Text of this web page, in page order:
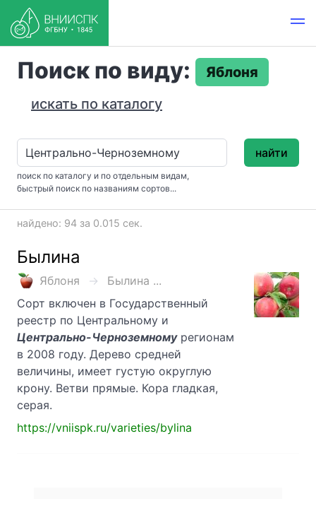
Поиск по виду:
Яблоня
искать по каталогу
поиск по каталогу и по отдельным видам,
быстрый поиск по названиям сортов...
найти
найдено: 94 за 0.015 сек.
Былина
Яблоня
Былина ...
Сорт включен в Государственный
реестр по Центральному и
Центрально-Черноземномурегионам
в 2008 году. Дерево средней
величины, имеет густую округлую
крону. Ветви прямые. Кора гладкая,
серая.
https://vniispk.ru/varieties/bylina